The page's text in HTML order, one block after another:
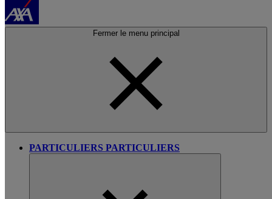
Fermer le menu principal
PARTICULIERS PARTICULIERS